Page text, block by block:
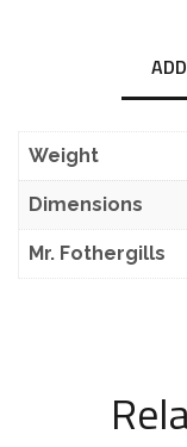
Weight
Dimensions
Mr. Fothergills